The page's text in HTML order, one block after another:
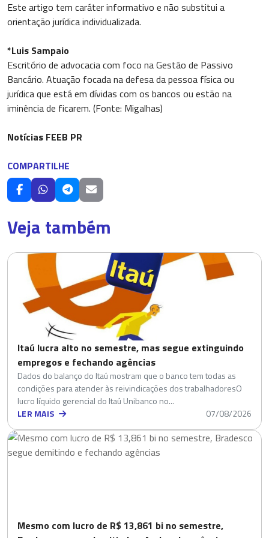
Este artigo tem caráter informativo e não substitui a
orientação jurídica individualizada.
*Luis Sampaio
Escritório de advocacia com foco na Gestão de Passivo
Bancário. Atuação focada na defesa da pessoa física ou
jurídica que está em dívidas com os bancos ou estão na
iminência de ficarem. (Fonte: Migalhas)
Notícias FEEB PR
COMPARTILHE
Veja também
Itaú lucra alto no semestre, mas segue extinguindo
empregos e fechando agências
Dados do balanço do Itaú mostram que o banco tem todas as
condições para atender às reivindicações dos trabalhadoresO
lucro líquido gerencial do Itaú Unibanco no...
LER MAIS
07/08/2026
Mesmo com lucro de R$ 13,861 bi no semestre,